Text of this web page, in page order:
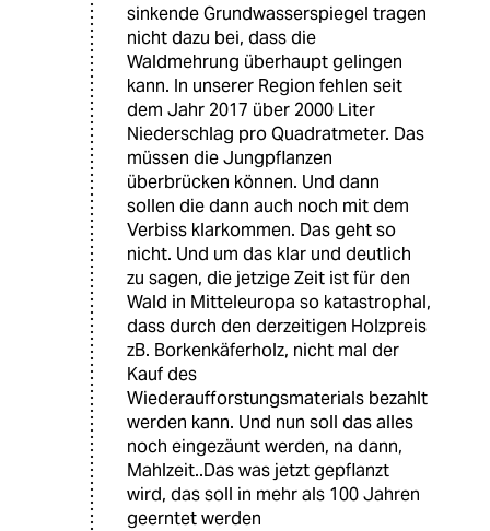
sinkende Grundwasserspiegel tragen
nicht dazu bei, dass die
Waldmehrung überhaupt gelingen
kann. In unserer Region fehlen seit
dem Jahr 2017 über 2000 Liter
Niederschlag pro Quadratmeter. Das
müssen die Jungpflanzen
überbrücken können. Und dann
sollen die dann auch noch mit dem
Verbiss klarkommen. Das geht so
nicht. Und um das klar und deutlich
zu sagen, die jetzige Zeit ist für den
Wald in Mitteleuropa so katastrophal,
dass durch den derzeitigen Holzpreis
zB. Borkenkäferholz, nicht mal der
Kauf des
Wiederaufforstungsmaterials bezahlt
werden kann. Und nun soll das alles
noch eingezäunt werden, na dann,
Mahlzeit..Das was jetzt gepflanzt
wird, das soll in mehr als 100 Jahren
geerntet werden